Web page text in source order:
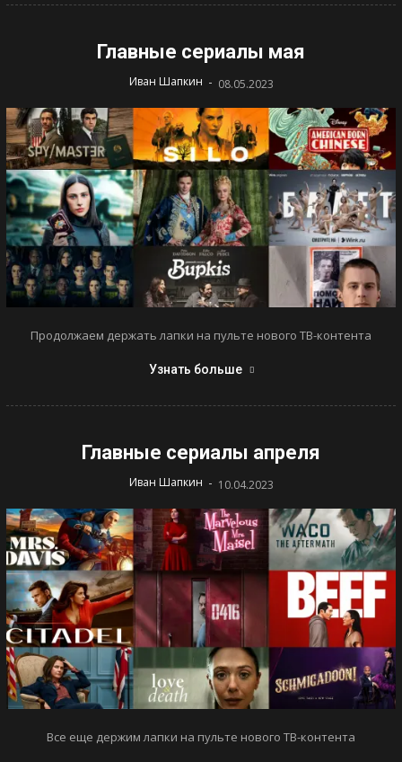
Главные сериалы мая
Иван Шапкин - 08.05.2023
Продолжаем держать лапки на пульте нового ТВ-контента
Узнать больше
Главные сериалы апреля
Иван Шапкин - 10.04.2023
Все еще держим лапки на пульте нового ТВ-контента